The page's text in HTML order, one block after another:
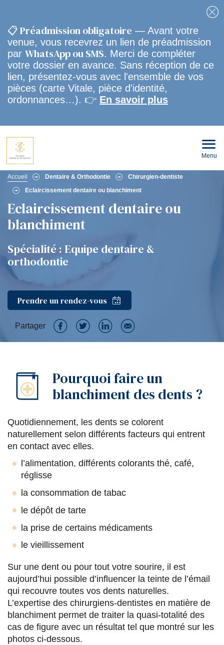
📋 Préadmission obligatoire — Avant votre
venue, vous recevrez un lien de préadmission
par WhatsApp ou SMS. Merci de compléter
votre dossier en avance. Sans réception de ce
lien, présentez-vous avec l'ensemble de vos
pièces (carte Vitale, pièce d'identité,
ordonnances…). 👉 En savoir plus
Menu
menu
Fil
d'Ariane
Accueil Dentaire & Orthodontie
Chirurgien-dentiste
Eclaircissement dentaire ou blanchiment
Eclaircissement dentaire ou
blanchiment
Spécialité : Equipe dentaire &
orthodontie
Prendre un rendez-vous
Partager
P
r
t
g
e
r
u
r
F
a
c
e
b
o
o
P
r
t
g
e
r
u
r
T
w
i
t
t
e
r
P
r
t
g
r
u
L
n
k
e
d
i
P
r
t
g
r
a
E
a
i
l
Pourquoi faire un
blanchiment des dents ?
Quotidiennement, les dents se colorent
naturellement selon différents facteurs qui entrent
en contact avec elles.
l’alimentation, différents colorants thé, café,
réglisse
la consommation de tabac
le dépôt de tarte
la prise de certains médicaments
le vieillissement
Sur une dent ou pour tout votre sourire, il est
aujourd’hui possible d’influencer la teinte de l’émail
qui recouvre toutes vos dents naturelles.
L’expertise des chirurgiens-dentistes en matière de
blanchiment permet de traiter la quasi-totalité des
cas de figure avec un résultat tel que montré sur les
photos ci-dessous.